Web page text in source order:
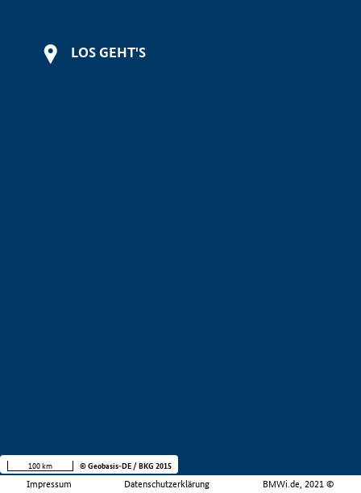
LOS GEHT'S
Impressum Datenschutzerklärung BMWi.de, 2021 ©
100 km © Geobasis-DE / BKG 2015